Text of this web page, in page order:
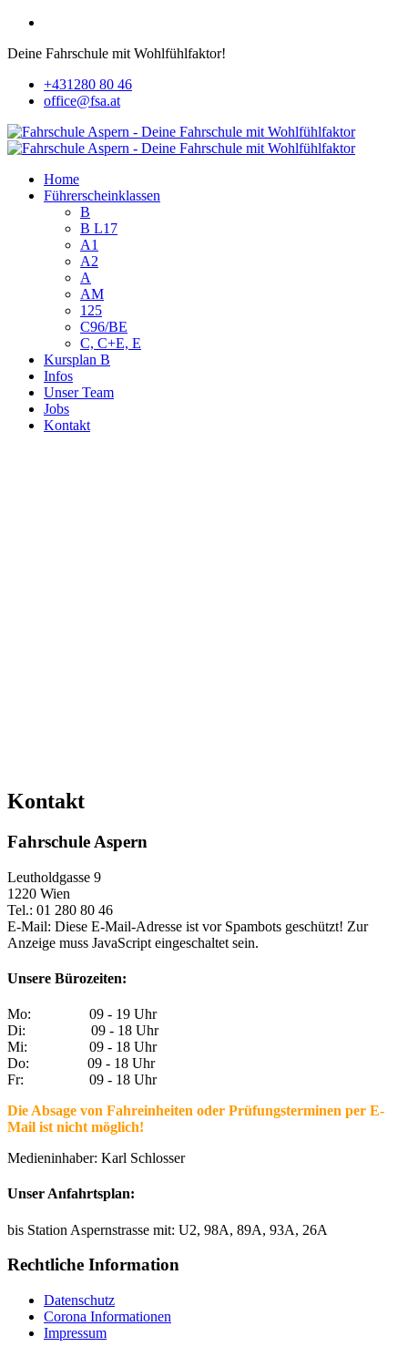
Deine Fahrschule mit Wohlfühlfaktor!
+431280 80 46
office@fsa.at
Home
Führerscheinklassen
B
B L17
A1
A2
A
AM
125
C96/BE
C, C+E, E
Kursplan B
Infos
Unser Team
Jobs
Kontakt
Kontakt
Fahrschule Aspern
Leutholdgasse 9
1220 Wien
Tel.: 01 280 80 46
E-Mail: Diese E-Mail-Adresse ist vor Spambots geschützt! Zur
Anzeige muss JavaScript eingeschaltet sein.
Unsere Bürozeiten:
Mo: 09 - 19 Uhr
Di: 09 - 18 Uhr
Mi: 09 - 18 Uhr
Do: 09 - 18 Uhr
Fr: 09 - 18 Uhr
Die Absage von Fahreinheiten oder Prüfungsterminen per E-
Mail ist nicht möglich!
Medieninhaber: Karl Schlosser
Unser Anfahrtsplan:
bis Station Aspernstrasse mit: U2, 98A, 89A, 93A, 26A
Rechtliche Information
Datenschutz
Corona Informationen
Impressum